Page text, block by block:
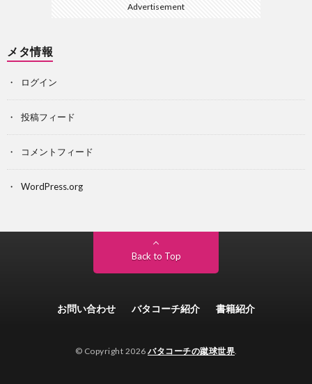
Advertisement
メタ情報
ログイン
投稿フィード
コメントフィード
WordPress.org
Back to Top
お問い合わせ バタコーチ紹介 書籍紹介
© Copyright 2026 バタコーチの蹴球世界